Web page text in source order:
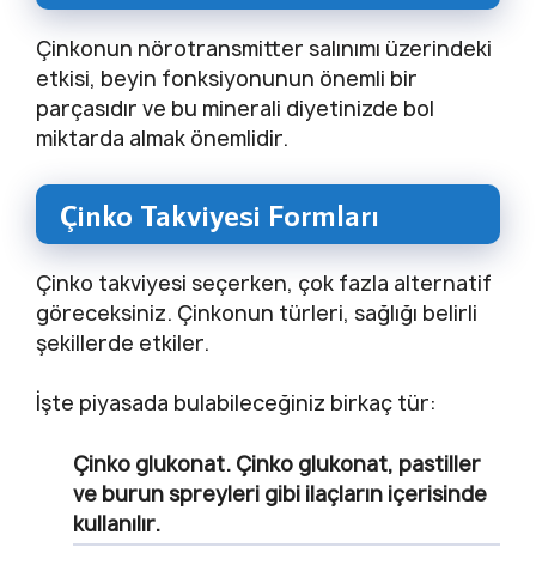
Çinkonun nörotransmitter salınımı üzerindeki
etkisi, beyin fonksiyonunun önemli bir
parçasıdır ve bu minerali diyetinizde bol
miktarda almak önemlidir.
Çinko Takviyesi Formları
Çinko takviyesi seçerken, çok fazla alternatif
göreceksiniz. Çinkonun türleri, sağlığı belirli
şekillerde etkiler.
İşte piyasada bulabileceğiniz birkaç tür:
Çinko glukonat. Çinko glukonat, pastiller
ve burun spreyleri gibi ilaçların içerisinde
kullanılır.